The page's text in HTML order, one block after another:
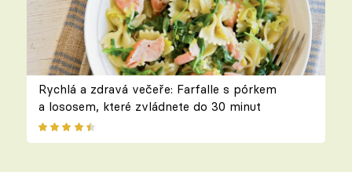
Rychlá a zdravá večeře: Farfalle s pórkem
a lososem, které zvládnete do 30 minut